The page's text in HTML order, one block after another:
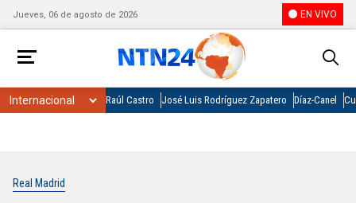
Jueves, 06 de agosto de 2026 EN VIVO
Raúl Castro José Luis Rodríguez Zapatero Díaz-Canel
Real Madrid